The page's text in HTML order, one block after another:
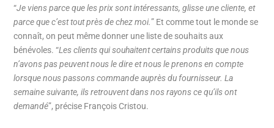
“Je viens parce que les prix sont intéressants, glisse une cliente, et
parce que c’est tout près de chez moi.” Et comme tout le monde se
connaît, on peut même donner une liste de souhaits aux
bénévoles. “Les clients qui souhaitent certains produits que nous
n’avons pas peuvent nous le dire et nous le prenons en compte
lorsque nous passons commande auprès du fournisseur. La
semaine suivante, ils retrouvent dans nos rayons ce qu’ils ont
demandé”, précise François Cristou.